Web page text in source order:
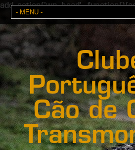
add_action('wp_head',
Cão de